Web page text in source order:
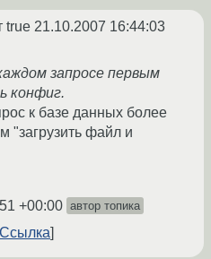
true 21.10.2007 16:44:03
запросе первым
конфиг.
к базе данных более
"загрузить файл и
+00:00 автор топика
Ссылка